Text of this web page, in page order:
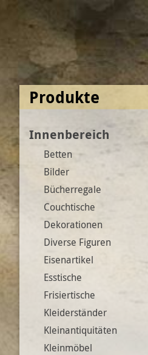
Produkte
Innenbereich
Bilder
Bücherregale
Couchtische
Dekorationen
Diverse Figuren
Eisenartikel
Esstische
Frisiertische
Kleiderständer
Kleinantiquitäten
Betten
Kleinmöbel